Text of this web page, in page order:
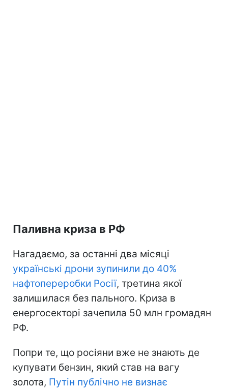
Паливна криза в РФ
Нагадаємо, за останні два місяці
українські дрони зупинили до 40%
нафтопереробки Росії, третина якої
залишилася без пального. Криза в
енергосекторі зачепила 50 млн громадян
РФ.
Попри те, що росіяни вже не знають де
купувати бензин, який став на вагу
золота, Путін публічно не визнає